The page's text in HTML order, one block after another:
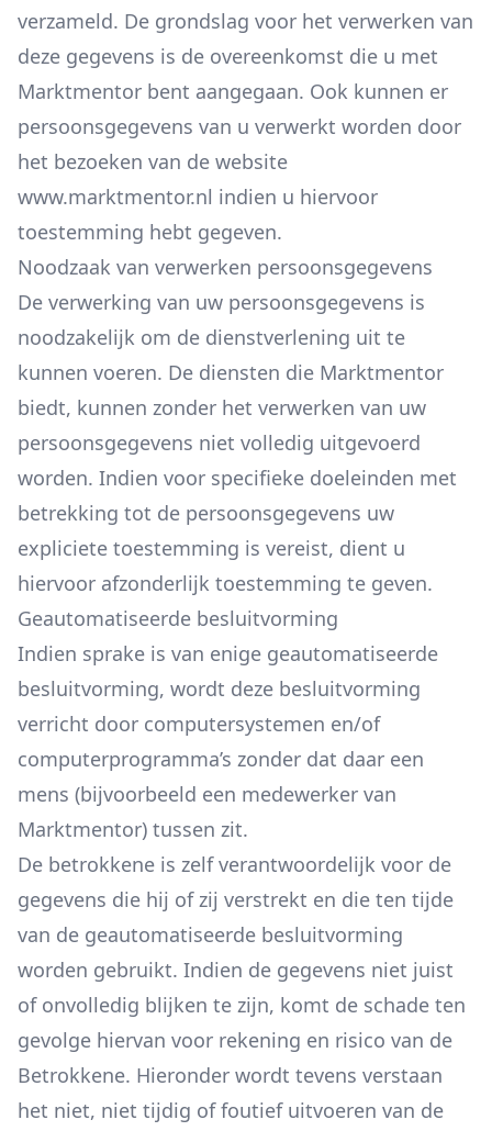
verzameld. De grondslag voor het verwerken van
deze gegevens is de overeenkomst die u met
Marktmentor bent aangegaan. Ook kunnen er
persoonsgegevens van u verwerkt worden door
het bezoeken van de website
www.marktmentor.nl indien u hiervoor
toestemming hebt gegeven.
Noodzaak van verwerken persoonsgegevens
De verwerking van uw persoonsgegevens is
noodzakelijk om de dienstverlening uit te
kunnen voeren. De diensten die Marktmentor
biedt, kunnen zonder het verwerken van uw
persoonsgegevens niet volledig uitgevoerd
worden. Indien voor specifieke doeleinden met
betrekking tot de persoonsgegevens uw
expliciete toestemming is vereist, dient u
hiervoor afzonderlijk toestemming te geven.
Geautomatiseerde besluitvorming
Indien sprake is van enige geautomatiseerde
besluitvorming, wordt deze besluitvorming
verricht door computersystemen en/of
computerprogramma’s zonder dat daar een
mens (bijvoorbeeld een medewerker van
Marktmentor) tussen zit.
De betrokkene is zelf verantwoordelijk voor de
gegevens die hij of zij verstrekt en die ten tijde
van de geautomatiseerde besluitvorming
worden gebruikt. Indien de gegevens niet juist
of onvolledig blijken te zijn, komt de schade ten
gevolge hiervan voor rekening en risico van de
Betrokkene. Hieronder wordt tevens verstaan
het niet, niet tijdig of foutief uitvoeren van de